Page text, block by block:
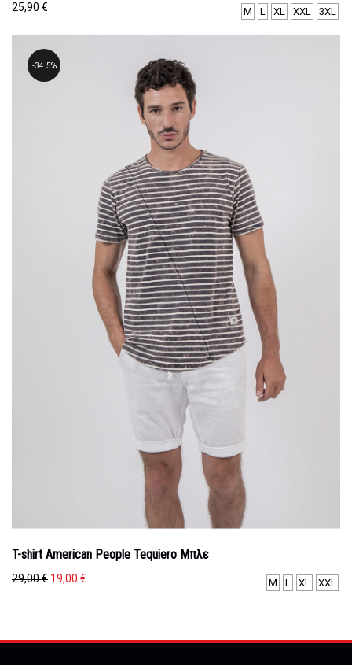
25,90 € M L XL XXL 3XL
34.5%
T-shirt American People Tequiero Μπλε
29,00€ Original
19,00 €
19,00 €.
M L XL XXL